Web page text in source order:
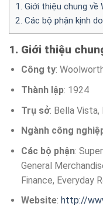
1. Giới thiệu chung về
2. Các bộ phận kịnh
1. Giới thiệu
Công ty:
Thành lập: 1924
Trụ sở: Bella Vista,
Ngành công
Các bộ phận:
General
Finance, Everyday
Website: http://